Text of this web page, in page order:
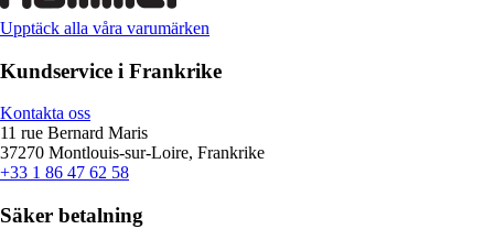
Upptäck alla våra varumärken
Kundservice i Frankrike
Kontakta oss
11 rue Bernard Maris
37270 Montlouis-sur-Loire, Frankrike
+33 1 86 47 62 58
Säker betalning